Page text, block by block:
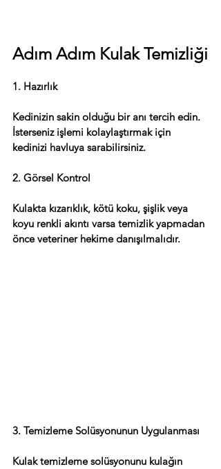
Adım Adım Kulak Temizliği
1. Hazırlık
Kedinizin sakin olduğu bir anı tercih edin.
İsterseniz işlemi kolaylaştırmak için
kedinizi havluya sarabilirsiniz.
2. Görsel Kontrol
Kulakta kızarıklık, kötü koku, şişlik veya
koyu renkli akıntı varsa temizlik yapmadan
önce veteriner hekime danışılmalıdır.
3. Temizleme Solüsyonunun Uygulanması
Kulak temizleme solüsyonunu kulağın